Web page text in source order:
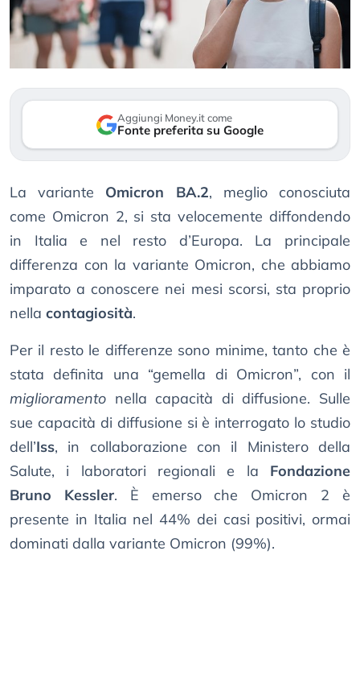
Aggiungi Money.it come
Fonte preferita su Google
La variante Omicron BA.2, meglio conosciuta
come Omicron 2, si sta velocemente diffondendo
in Italia e nel resto d’Europa. La principale
differenza con la variante Omicron, che abbiamo
imparato a conoscere nei mesi scorsi, sta proprio
nella contagiosità.
Per il resto le differenze sono minime, tanto che è
stata definita una “gemella di Omicron”, con il
miglioramento nella capacità di diffusione. Sulle
sue capacità di diffusione si è interrogato lo studio
dell’Iss, in collaborazione con il Ministero della
Salute, i laboratori regionali e la Fondazione
Bruno Kessler. È emerso che Omicron 2 è
presente in Italia nel 44% dei casi positivi, ormai
dominati dalla variante Omicron (99%).